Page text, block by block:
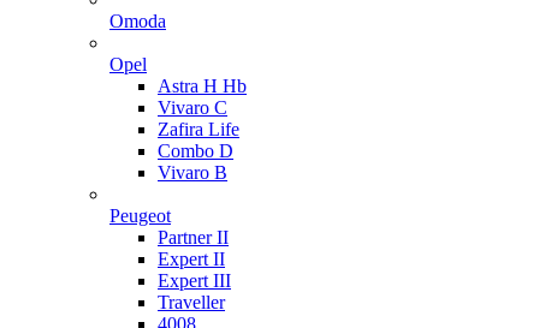
Omoda
Opel
Astra H Hb
Vivaro C
Zafira Life
Combo D
Vivaro B
Peugeot
Partner II
Expert II
Expert III
Traveller
4008